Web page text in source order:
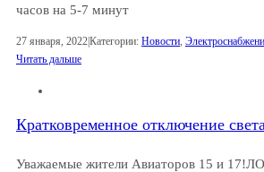
часов на 5-7 минут
27 января, 2022|Категории: Новости
Читать дальше
Кратковременное отключение
Уважаемые жители Авиаторов 15 и